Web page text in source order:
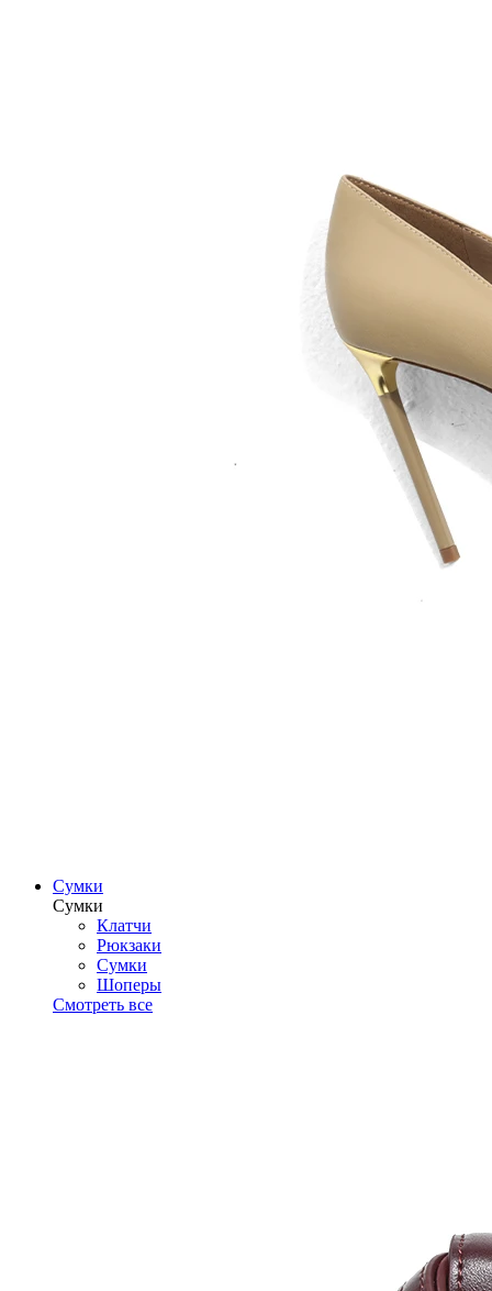
Сумки
Сумки
Клатчи
Рюкзаки
Сумки
Шоперы
Смотреть все